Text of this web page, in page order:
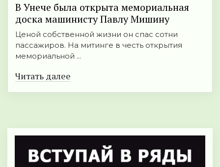
В Унече была открыта мемориальная
доска машинисту Павлу Мишину
Ценой собственной жизни он спас сотни
пассажиров. На митинге в честь открытия
мемориальной ...
Читать далее